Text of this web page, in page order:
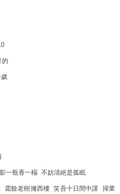
的
一瓶香一榻 不妨清絕是孤眠
霜餘老樹擁西樓 笑吾十日間中課 掃業